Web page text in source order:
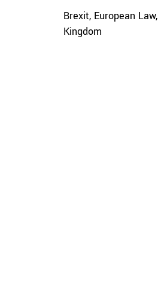
Brexit, European Law,
Kingdom